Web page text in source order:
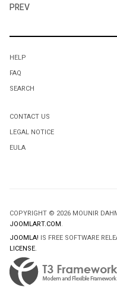
PREV
HELP
FAQ
SEARCH
CONTACT US
LEGAL NOTICE
EULA
COPYRIGHT © 2026 MOUNIR
JOOMLART.COM.
JOOMLA! IS FREE SOFTWARE
LICENSE.